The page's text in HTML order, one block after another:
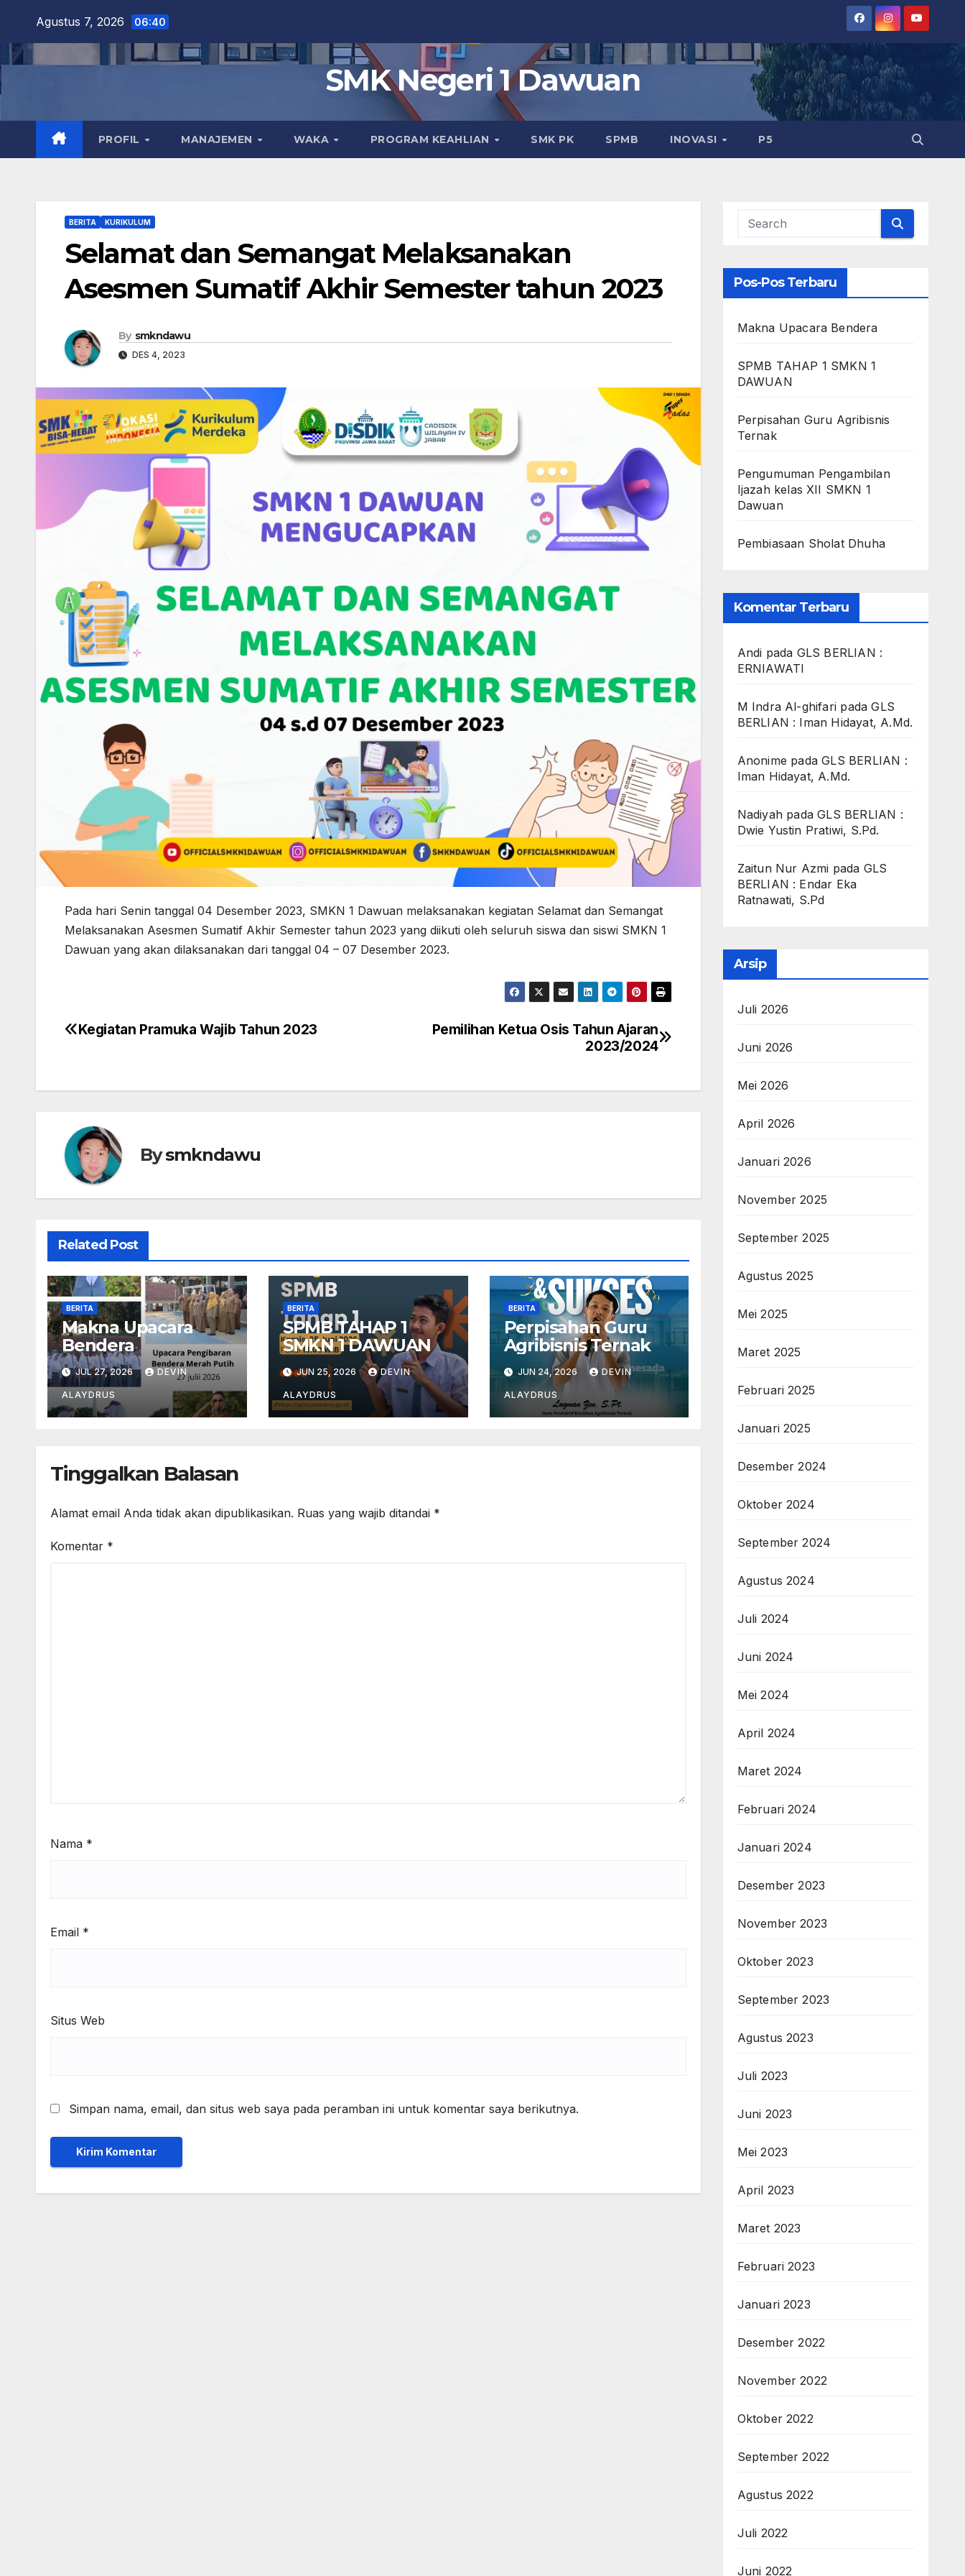
content
Agustus 7, 2026 06:40
SMK Negeri 1 Dawuan
PROFIL MANAJEMEN WAKA PROGRAM KEAHLIAN SMK PK SPMB INOVASI P5
BERITA KURIKULUM
Selamat dan Semangat Melaksanakan
Asesmen Sumatif Akhir Semester tahun 2023
By smkndawu
DES 4, 2023
Pada hari Senin tanggal 04 Desember 2023, SMKN 1 Dawuan melaksanakan kegiatan Selamat dan Semangat
Melaksanakan Asesmen Sumatif Akhir Semester tahun 2023 yang diikuti oleh seluruh siswa dan siswi SMKN 1
Dawuan yang akan dilaksanakan dari tanggal 04 – 07 Desember 2023.
Navigasi
Pemilihan Ketua Osis Tahun Ajaran
2023/2024
Kegiatan Pramuka Wajib Tahun 2023
Bysmkndawu
Related Post
BERITA
Makna Upacara
Bendera
JUL 27, 2026 DEVIN
ALAYDRUS
BERITA
SPMB TAHAP 1
SMKN 1 DAWUAN
JUN 25, 2026 DEVIN
ALAYDRUS
BERITA
Perpisahan Guru
Agribisnis Ternak
JUN 24, 2026 DEVIN
ALAYDRUS
Tinggalkan Balasan
Alamat email Anda tidak akan dipublikasikan. Ruas yang wajib ditandai *
Komentar *
Nama *
Email *
Situs Web
Simpan nama, email, dan situs web saya pada peramban ini untuk komentar saya berikutnya.
Pos-Pos Terbaru
Makna Upacara Bendera
SPMB TAHAP 1 SMKN 1
DAWUAN
Perpisahan Guru Agribisnis
Ternak
Pengumuman Pengambilan
Ijazah kelas XII SMKN 1
Dawuan
Pembiasaan Sholat Dhuha
Komentar Terbaru
Andi pada GLS BERLIAN :
ERNIAWATI
M Indra Al-ghifari padaGLS
BERLIAN : Iman Hidayat, A.Md.
Anonime padaGLS BERLIAN :
Iman Hidayat, A.Md.
NadiyahpadaGLS BERLIAN :
Dwie Yustin Pratiwi, S.Pd.
Zaitun Nur Azmi pada GLS
BERLIAN : Endar Eka
Ratnawati, S.Pd
Arsip
Juli 2026
Juni 2026
Mei 2026
April 2026
Januari 2026
November 2025
September 2025
Agustus 2025
Mei 2025
Maret 2025
Februari 2025
Januari 2025
Desember 2024
Oktober 2024
September 2024
Agustus 2024
Juli 2024
Juni 2024
Mei 2024
April 2024
Maret 2024
Februari 2024
Januari 2024
Desember 2023
November 2023
Oktober 2023
September 2023
Agustus 2023
Juli 2023
Juni 2023
Mei 2023
April 2023
Maret 2023
Februari 2023
Januari 2023
Desember 2022
November 2022
Oktober 2022
September 2022
Agustus 2022
Juli 2022
Juni 2022